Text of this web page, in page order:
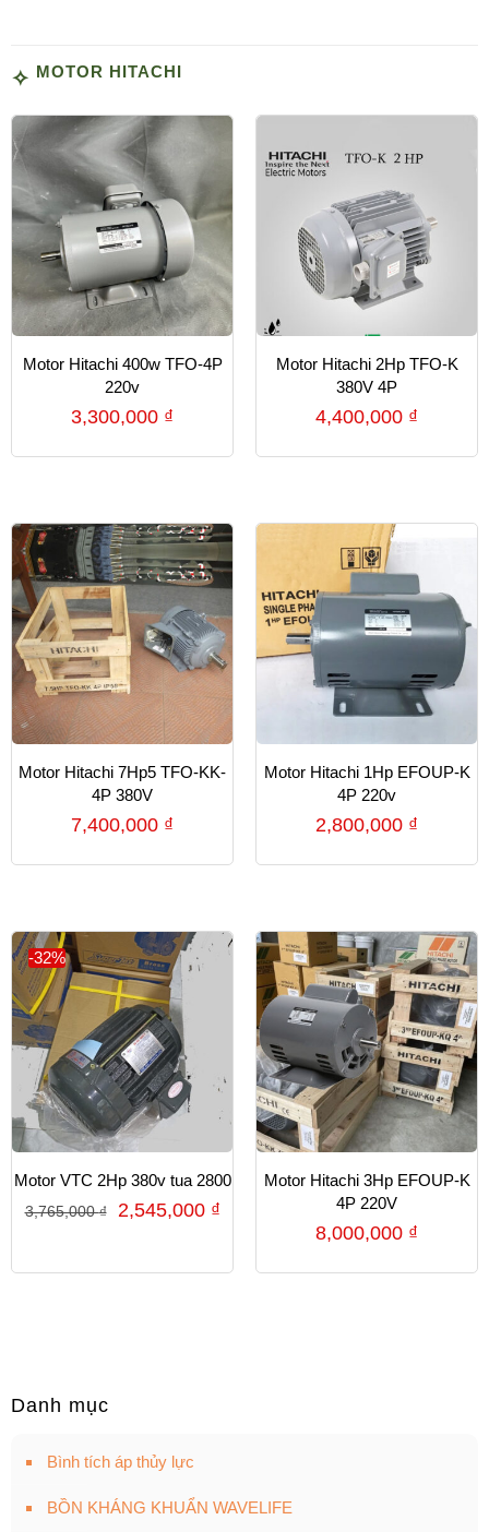
MOTOR HITACHI
Motor Hitachi 400w TFO-4P
220v
3,300,000 ₫
Motor Hitachi 2Hp TFO-K
380V 4P
4,400,000 ₫
Motor Hitachi 7Hp5 TFO-KK-
4P 380V
7,400,000 ₫
Motor Hitachi 1Hp EFOUP-K
4P 220v
2,800,000 ₫
-32%
Motor VTC 2Hp 380v tua 2800
3,765,000₫ 2,545,000 ₫
Motor Hitachi 3Hp EFOUP-K
4P 220V
8,000,000 ₫
Danh mục
Bình tích áp thủy lực
BỒN KHÁNG KHUẨN WAVELIFE